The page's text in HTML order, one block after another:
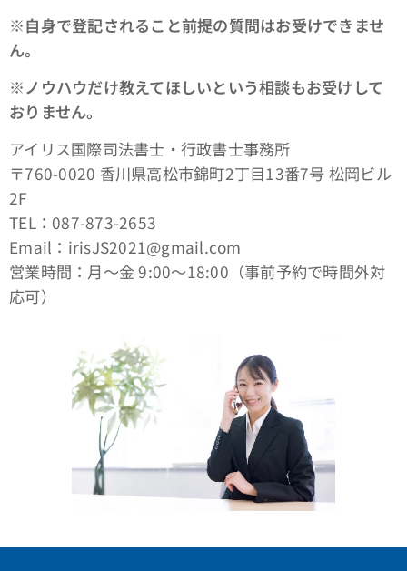
※自身で登記されること前提の質問はお受けできませ
ん。
※ノウハウだけ教えてほしいという相談もお受けして
おりません。
アイリス国際司法書士・行政書士事務所
〒760-0020 香川県高松市錦町2丁目13番7号 松岡ビル
2F
TEL：087-873-2653
Email：irisJS2021@gmail.com
営業時間：月～金 9:00～18:00（事前予約で時間外対
応可）